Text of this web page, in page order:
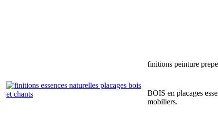
finitions peinture
BOIS en placages
mobiliers.